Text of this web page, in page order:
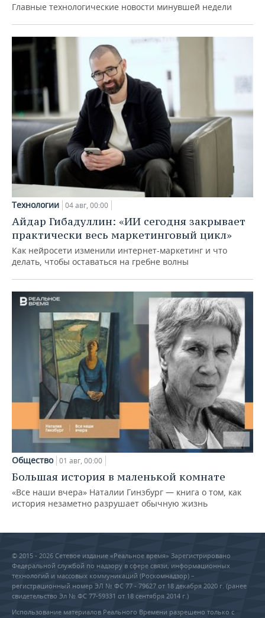
Главные технологические новости минувшей недели
Технологии 04 авг, 00:00
Айдар Гибадуллин: «ИИ сегодня закрывает
практически весь маркетинговый цикл»
Как нейросети изменили интернет-маркетинг и что
делать, чтобы оставаться на гребне волны
Общество 01 авг, 00:00
Большая история в маленькой комнате
«Все наши вчера» Наталии Гинзбург — книга о том, как
история незаметно разрушает обычную жизнь
© 2015 - 2026 Сетевое издание «Реальное время» Зарегистрировано
Федеральной службой по надзору в сфере связи, информационных
технологий и массовых коммуникаций (Роскомнадзор) –
регистрационный номер ЭЛ № ФС 77 - 79627 от 18 декабря 2020 г. (ранее
свидетельство Эл № ФС 77-59331 от 18 сентября 2014 г.)
Использование материалов Реального Времени разрешено только с